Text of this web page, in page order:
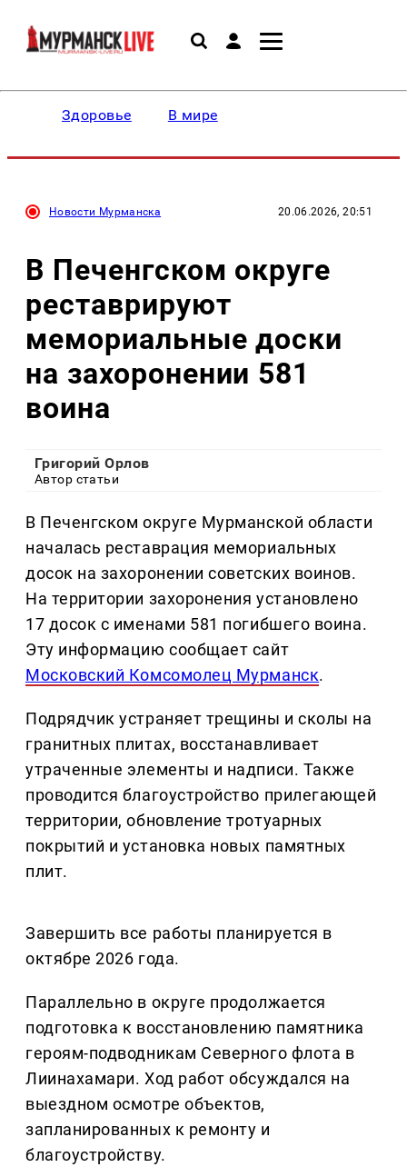
Здоровье В мире
Новости Мурманска 20.06.2026, 20:51
В Печенгском округе
реставрируют
мемориальные доски
на захоронении 581
воина
Григорий Орлов
Автор статьи
В Печенгском округе Мурманской области
началась реставрация мемориальных
досок на захоронении советских воинов.
На территории захоронения установлено
17 досок с именами 581 погибшего воина.
Эту информацию сообщает сайт
Московский Комсомолец Мурманск.
Подрядчик устраняет трещины и сколы на
гранитных плитах, восстанавливает
утраченные элементы и надписи. Также
проводится благоустройство прилегающей
территории, обновление тротуарных
покрытий и установка новых памятных
плит.
Завершить все работы планируется в
октябре 2026 года.
Параллельно в округе продолжается
подготовка к восстановлению памятника
героям-подводникам Северного флота в
Лиинахамари. Ход работ обсуждался на
выездном осмотре объектов,
запланированных к ремонту и
благоустройству.